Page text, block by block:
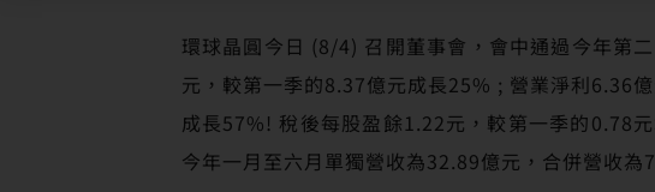
環球晶圓今日 (8/4) 召開董事會，會中通過今年第
元，較第一季的8.37億元成長25% ; 營業淨利6.36
成長57%! 稅後每股盈餘1.22元，較第一季的0.78
今年一月至六月單獨營收為32.89億元，合併營收